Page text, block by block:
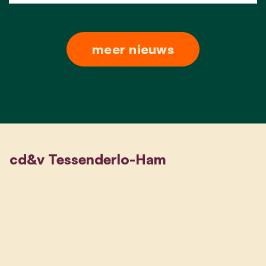
meer nieuws
cd&v Tessenderlo-Ham